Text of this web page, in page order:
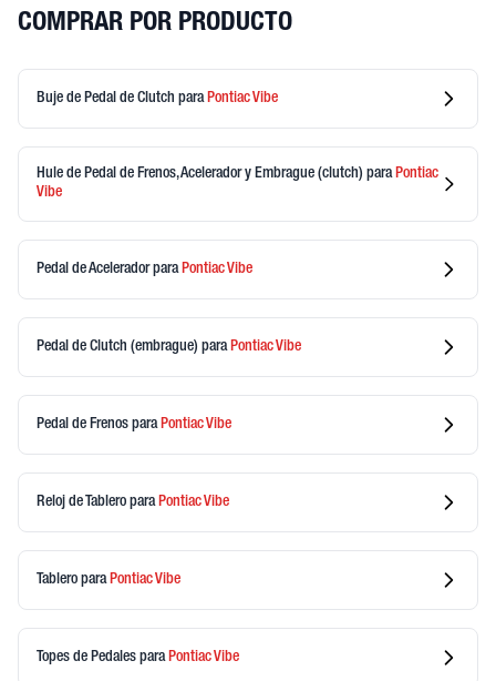
COMPRAR POR PRODUCTO
Buje de Pedal de Clutch para PontiacVibe
Hule de Pedal de Frenos, Acelerador y Embrague (clutch) paraPontiac
Vibe
Pedal de Aceleradorpara PontiacVibe
Pedal de Clutch (embrague) para PontiacVibe
Pedal de Frenos para PontiacVibe
Reloj de Tablero para PontiacVibe
Tablero para PontiacVibe
Topes de Pedales para PontiacVibe